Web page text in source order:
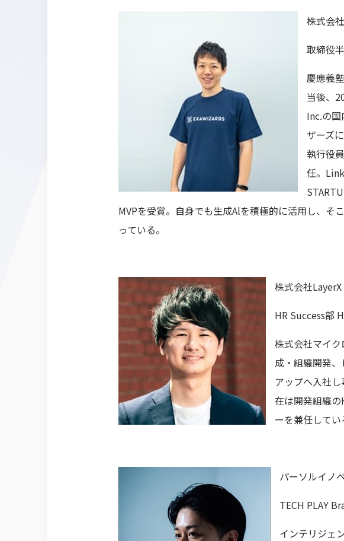
株式会
取締役
慶應義
当後、
Inc.の
ザーズ
執行役
任。
MVPを受賞。自身でも生成Alを積極的に活用し、
っている。
株式会社LayerX
HR Success部
株式会社マイ
成・組織開発
アップへ入社
在は開発組織
ーを兼任してい
パーソルイノ
TECH PLAY
インテリジェ